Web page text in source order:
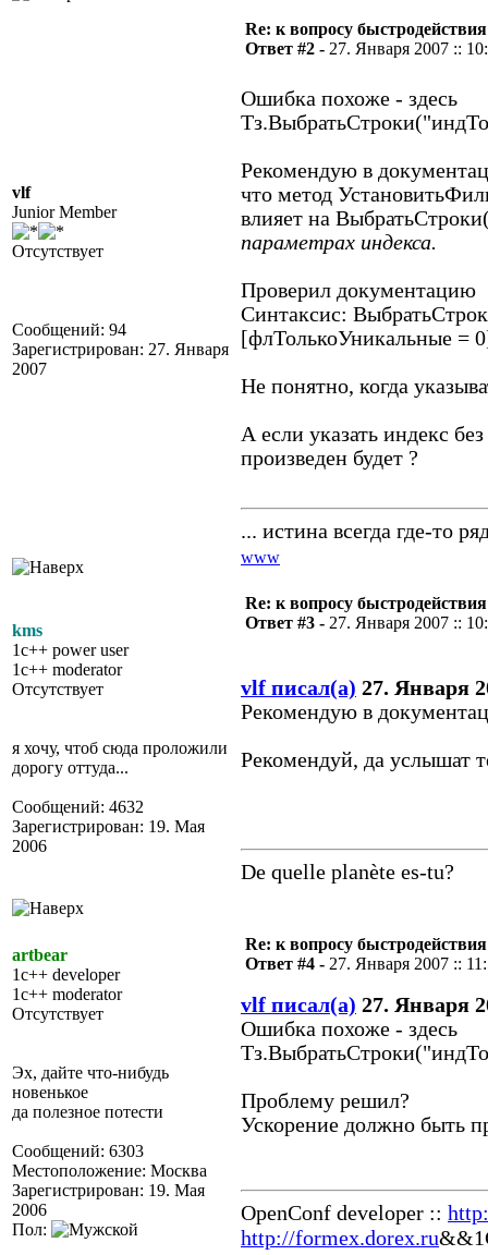
vlf
Junior Member
Отсутствует
Сообщений: 94
Зарегистрирован: 27. Января
2007
Re: к вопросу
Ответ #2 - 27. Января 2007 ::
Ошибка похоже - здесь
Рекомендую в
что метод
влияет на
параметрах индекса.
Проверил документацию
Синтаксис:
[флТолькоУникальные =
Не понятно, когда
А если указать индекс
произведен будет ?
... истина всегда где-то
www
kms
1c++ power user
1c++ moderator
Отсутствует
я хочу, чтоб сюда проложили
дорогу оттуда...
Сообщений: 4632
Зарегистрирован: 19. Мая
2006
Re: к вопросу
Ответ #3 - 27. Января 2007 ::
vlf писал(а) 27. Января
Рекомендую в
Рекомендуй, да услышат
De quelle planète es-tu?
artbear
1c++ developer
1c++ moderator
Отсутствует
Эх, дайте что-нибудь
новенькое
да полезное потести
Сообщений: 6303
Местоположение: Москва
Зарегистрирован: 19. Мая
2006
Пол:
Re: к вопросу
Ответ #4 - 27. Января 2007 ::
vlf писал(а) 27. Января
Ошибка похоже - здесь
Проблему решил?
Ускорение должно быть
OpenConf developer ::
http://formex.dorex.ru